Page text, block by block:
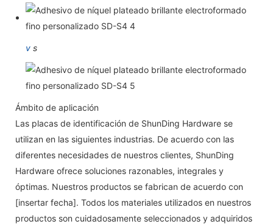
v s
Ámbito de aplicación
Las placas de identificación de ShunDing Hardware se
utilizan en las siguientes industrias. De acuerdo con las
diferentes necesidades de nuestros clientes, ShunDing
Hardware ofrece soluciones razonables, integrales y
óptimas. Nuestros productos se fabrican de acuerdo con
[insertar fecha]. Todos los materiales utilizados en nuestros
productos son cuidadosamente seleccionados y adquiridos